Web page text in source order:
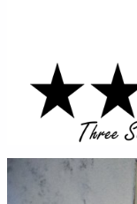
займ на карту онлайн без